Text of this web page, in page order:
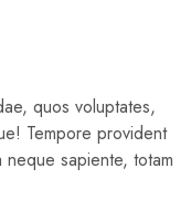
quos voluptates,
Tempore provident
sapiente, totam